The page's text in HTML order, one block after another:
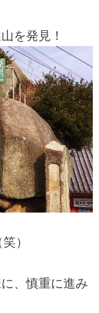
を発見！
）
、慎重に進み